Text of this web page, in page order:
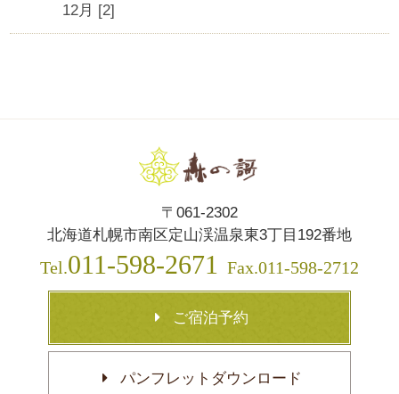
12月 [2]
〒061-2302
北海道札幌市南区定山渓温泉東3丁目192番地
Tel.011-598-2671 Fax.011-598-2712
ご宿泊予約
パンフレットダウンロード